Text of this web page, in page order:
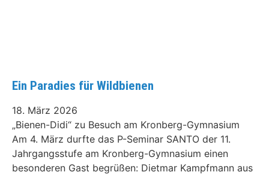
Ein Paradies für Wildbienen
18. März 2026
„Bienen-Didi“ zu Besuch am Kronberg-Gymnasium
Am 4. März durfte das P-Seminar SANTO der 11.
Jahrgangsstufe am Kronberg-Gymnasium einen
besonderen Gast begrüßen: Dietmar Kampfmann aus